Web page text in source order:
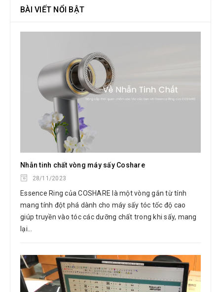
BÀI VIẾT NỔI BẬT
Nhẫn tinh chất vòng máy sấy Coshare
28/11/2023
Essence Ring của COSHARE là một vòng gắn từ tính
mang tính đột phá dành cho máy sấy tóc tốc độ cao
giúp truyền vào tóc các dưỡng chất trong khi sấy, mang
lại...